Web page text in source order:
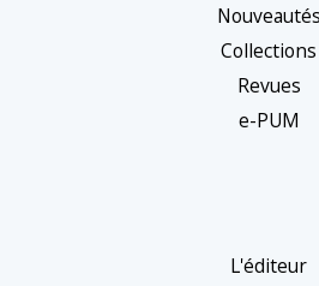
Nouveautés
Collections
Revues
e-PUM
L'éditeur